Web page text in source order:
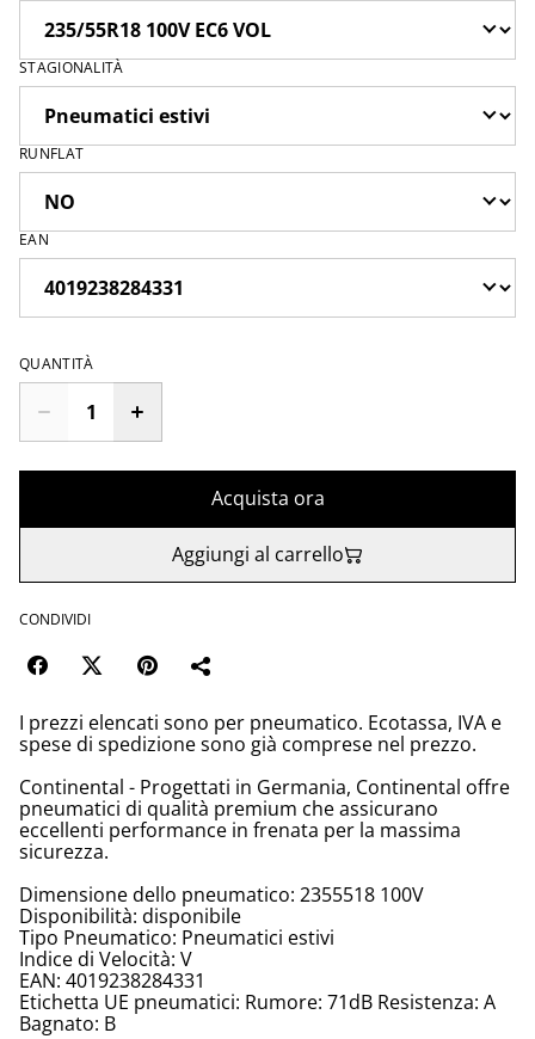
STAGIONALITÀ
RUNFLAT
EAN
QUANTITÀ
Acquista ora
Aggiungi al carrello
CONDIVIDI
I prezzi elencati sono per pneumatico. Ecotassa, IVA e
spese di spedizione sono già comprese nel prezzo.
Continental - Progettati in Germania, Continental offre
pneumatici di qualità premium che assicurano
eccellenti performance in frenata per la massima
sicurezza.
Dimensione dello pneumatico: 2355518 100V
Disponibilità: disponibile
Tipo Pneumatico: Pneumatici estivi
Indice di Velocità: V
EAN: 4019238284331
Etichetta UE pneumatici: Rumore: 71dB Resistenza: A
Bagnato: B